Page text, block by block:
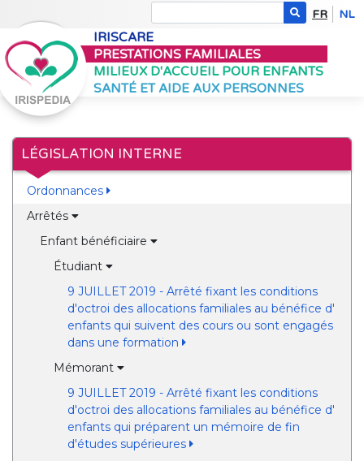
FR NL
IRISCARE
PRESTATIONS FAMILIALES
MILIEUX D'ACCUEIL POUR ENFANTS
SANTÉ ET AIDE AUX PERSONNES
LÉGISLATION INTERNE
Ordonnances
Arrêtés
Enfant bénéficiaire
Étudiant
9 JUILLET 2019 - Arrêté fixant les conditions
d'octroi des allocations familiales au bénéfice d'
enfants qui suivent des cours ou sont engagés
dans une formation
Mémorant
9 JUILLET 2019 - Arrêté fixant les conditions
d'octroi des allocations familiales au bénéfice d'
enfants qui préparent un mémoire de fin
d'études supérieures